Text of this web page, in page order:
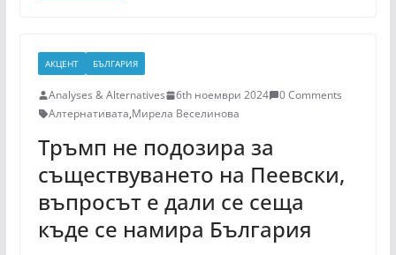
АКЦЕНТ БЪЛГАРИЯ
Analyses & Alternatives 6th ноември 2024
0 Comments
Алтернативата,Мирела Веселинова
Тръмп не подозира за
съществуването на Пеевски,
въпросът е дали се сеща
къде се намира България